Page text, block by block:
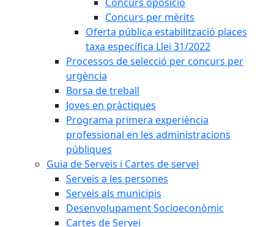
Concurs per mèrits
Oferta pública estabilització places
taxa específica Llei 31/2022
Processos de selecció per concurs per
urgència
Borsa de treball
Joves en pràctiques
Programa primera experiència
professional en les administracions
públiques
Guia de Serveis i Cartes de servei
Serveis a les persones
Serveis als municipis
Desenvolupament Socioeconòmic
Cartes de Servei